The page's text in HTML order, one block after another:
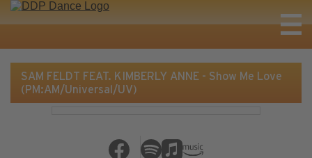
SAM FELDT FEAT. KIMBERLY ANNE - Show Me Love
(PM:AM/Universal/UV)